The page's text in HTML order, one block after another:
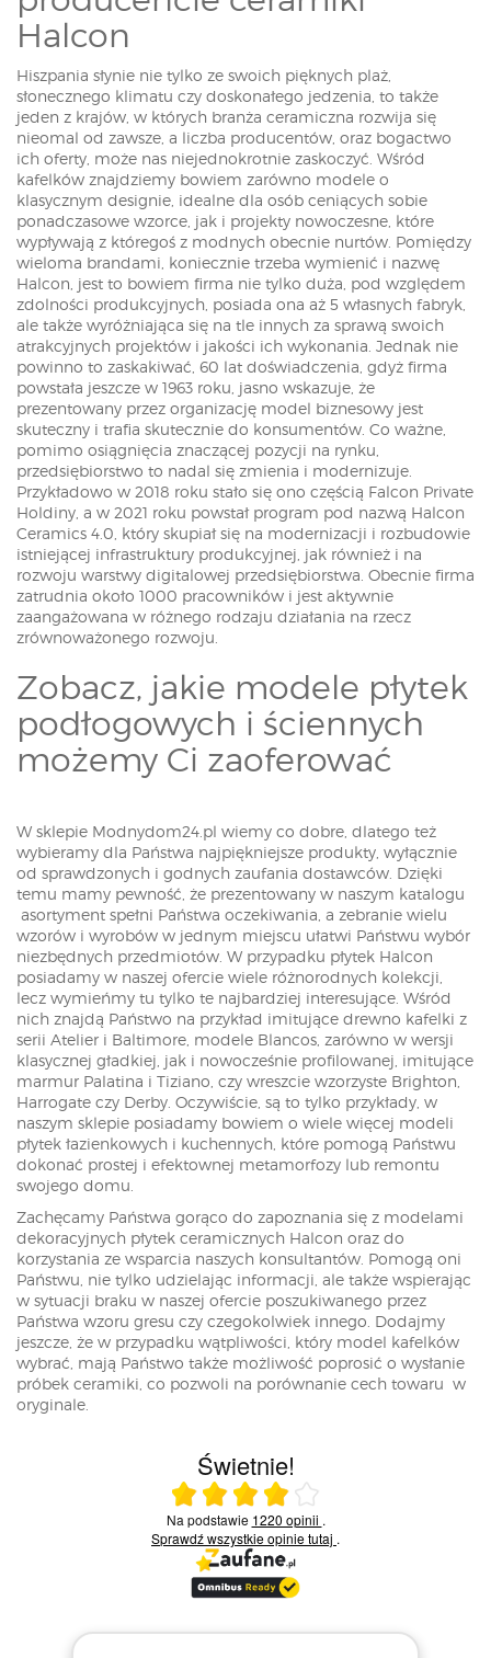
Halcon
Hiszpania słynie nie tylko ze swoich pięknych plaż,
słonecznego klimatu czy doskonałego jedzenia, to także
jeden z krajów, w których branża ceramiczna rozwija się
nieomal od zawsze, a liczba producentów, oraz bogactwo
ich oferty, może nas niejednokrotnie zaskoczyć. Wśród
kafelków znajdziemy bowiem zarówno modele o
klasycznym designie, idealne dla osób ceniących sobie
ponadczasowe wzorce, jak i projekty nowoczesne, które
wypływają z któregoś z modnych obecnie nurtów. Pomiędzy
wieloma brandami, koniecznie trzeba wymienić i nazwę
Halcon, jest to bowiem firma nie tylko duża, pod względem
zdolności produkcyjnych, posiada ona aż 5 własnych fabryk,
ale także wyróżniająca się na tle innych za sprawą swoich
atrakcyjnych projektów i jakości ich wykonania. Jednak nie
powinno to zaskakiwać, 60 lat doświadczenia, gdyż firma
powstała jeszcze w 1963 roku, jasno wskazuje, że
prezentowany przez organizację model biznesowy jest
skuteczny i trafia skutecznie do konsumentów. Co ważne,
pomimo osiągnięcia znaczącej pozycji na rynku,
przedsiębiorstwo to nadal się zmienia i modernizuje.
Przykładowo w 2018 roku stało się ono częścią Falcon Private
Holdiny, a w 2021 roku powstał program pod nazwą Halcon
Ceramics 4.0, który skupiał się na modernizacji i rozbudowie
istniejącej infrastruktury produkcyjnej, jak również i na
rozwoju warstwy digitalowej przedsiębiorstwa. Obecnie firma
zatrudnia około 1000 pracowników i jest aktywnie
zaangażowana w różnego rodzaju działania na rzecz
zrównoważonego rozwoju.
Zobacz, jakie modele płytek
podłogowych i ściennych
możemy Ci zaoferować
W sklepie Modnydom24.pl wiemy co dobre, dlatego też
wybieramy dla Państwa najpiękniejsze produkty, wyłącznie
od sprawdzonych i godnych zaufania dostawców. Dzięki
temu mamy pewność, że prezentowany w naszym katalogu
asortyment spełni Państwa oczekiwania, a zebranie wielu
wzorów i wyrobów w jednym miejscu ułatwi Państwu wybór
niezbędnych przedmiotów. W przypadku płytek Halcon
posiadamy w naszej ofercie wiele różnorodnych kolekcji,
lecz wymieńmy tu tylko te najbardziej interesujące. Wśród
nich znajdą Państwo na przykład imitujące drewno kafelki z
serii Atelier i Baltimore, modele Blancos, zarówno w wersji
klasycznej gładkiej, jak i nowocześnie profilowanej, imitujące
marmur Palatina i Tiziano, czy wreszcie wzorzyste Brighton,
Harrogate czy Derby. Oczywiście, są to tylko przykłady, w
naszym sklepie posiadamy bowiem o wiele więcej modeli
płytek łazienkowych i kuchennych, które pomogą Państwu
dokonać prostej i efektownej metamorfozy lub remontu
swojego domu.
Zachęcamy Państwa gorąco do zapoznania się z modelami
dekoracyjnych płytek ceramicznych Halcon oraz do
korzystania ze wsparcia naszych konsultantów. Pomogą oni
Państwu, nie tylko udzielając informacji, ale także wspierając
w sytuacji braku w naszej ofercie poszukiwanego przez
Państwa wzoru gresu czy czegokolwiek innego. Dodajmy
jeszcze, że w przypadku wątpliwości, który model kafelków
wybrać, mają Państwo także możliwość poprosić o wysłanie
próbek ceramiki, co pozwoli na porównanie cech towaru w
oryginale.
Świetnie!
Ocena średnia 4 na 5
Na podstawie 1220 opinii .
Sprawdź wszystkie opinietutaj .